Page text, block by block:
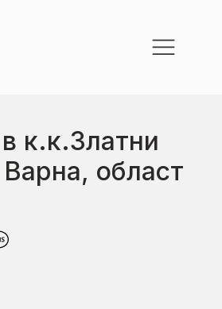
к.к.Златни
област